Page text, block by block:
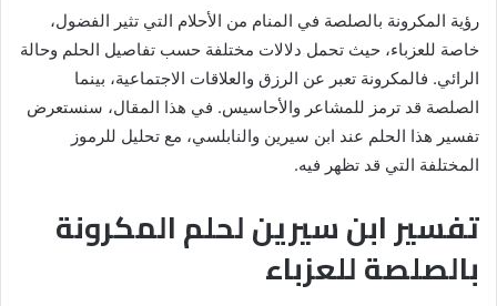
رؤية المكرونة بالصلصة في المنام من الأحلام التي تثير الفضول،
خاصة للعزباء، حيث تحمل دلالات مختلفة حسب تفاصيل الحلم وحالة
الرائي. فالمكرونة تعبر عن الرزق والعلاقات الاجتماعية، بينما
الصلصة قد ترمز للمشاعر والأحاسيس. في هذا المقال، سنستعرض
تفسير هذا الحلم عند ابن سيرين والنابلسي، مع تحليل للرموز
المختلفة التي قد تظهر فيه.
تفسير ابن سيرين لحلم المكرونة
بالصلصة للعزباء